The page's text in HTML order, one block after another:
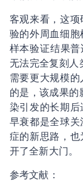
客观来看，这
验的外周血细
样本验证结果
无法完全复刻人
需要更大规模
的是，该成果
染引发的长期
早衰都是全球
症的新思路，
开了全新大门。
参考文献：